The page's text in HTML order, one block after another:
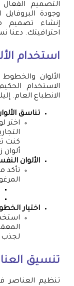
التصميم
وجودة
إنشاء تصميم
احترافيتك.
استخدام
الألوان
الاستخدام
الانطباع العام.
تناسق
اختر
كنت
الألوان
تأكد
اختيار
لجذب
تنسيق
تنظيم العناصر